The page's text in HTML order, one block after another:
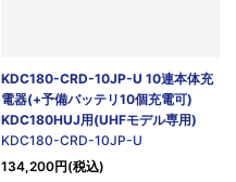
KDC180-CRD-10JP-U 10連本体充
電器(+予備バッテリ10個充電可)
KDC180HUJ用(UHFモデル専用)
KDC180-CRD-10JP-U
134,200円(税込)